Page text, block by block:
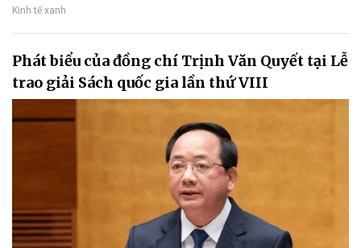
Kinh tế xanh
Phát biểu của đồng chí Trịnh Văn Quyết tại Lễ
trao giải Sách quốc gia lần thứ VIII